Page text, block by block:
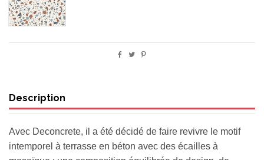
Description
Avec Deconcrete, il a été décidé de faire revivre le motif
intemporel à terrasse en béton avec des écailles à